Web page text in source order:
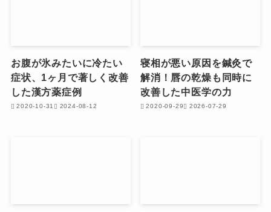
お腹が氷みたいに冷たい
症状、1ヶ月で著しく改善
した漢方薬症例
2020-10-31 2024-08-12
寝相が悪い原因を鍼灸で
解消！唇の乾燥も同時に
改善した中医学の力
2020-09-29 2026-07-29